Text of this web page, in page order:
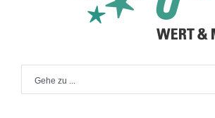
Gehe zu ...